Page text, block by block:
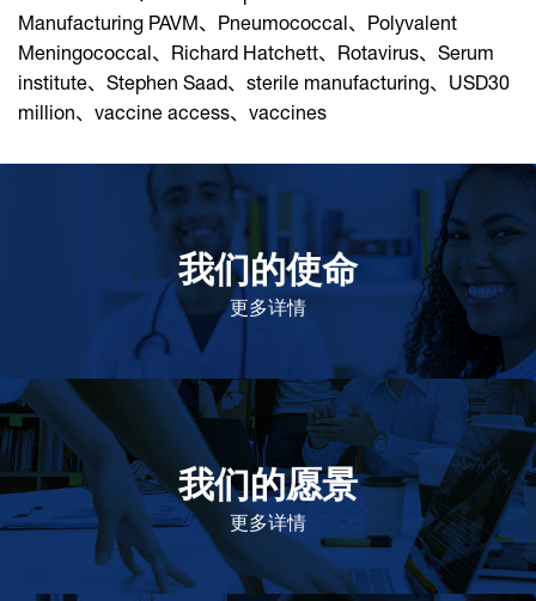
Manufacturing PAVM、 Pneumococcal、 Polyvalent
Meningococcal、 Richard Hatchett、 Rotavirus、 Serum
institute、 Stephen Saad、 sterile manufacturing、 USD30
million、 vaccine access、 vaccines
我们的使命
更多详情
致力于提高患者的生命健康和质量
我们的愿景
更多详情
作为一个负责任的企业公民，在全球提供优质和患者可
及的药物，传递我们的价值。